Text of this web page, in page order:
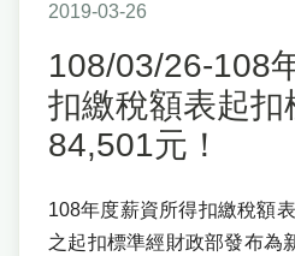
2019-03-26
108/03/26-108
扣繳稅額表起扣
84,501元！
108年度薪資所得扣繳稅額
之起扣標準經財政部發布為